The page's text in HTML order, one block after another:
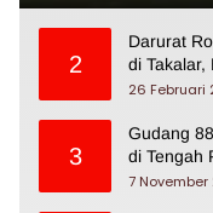
2
Darurat
di Takalar,
26 Februari
3
Gudang
di Tengah
7 November